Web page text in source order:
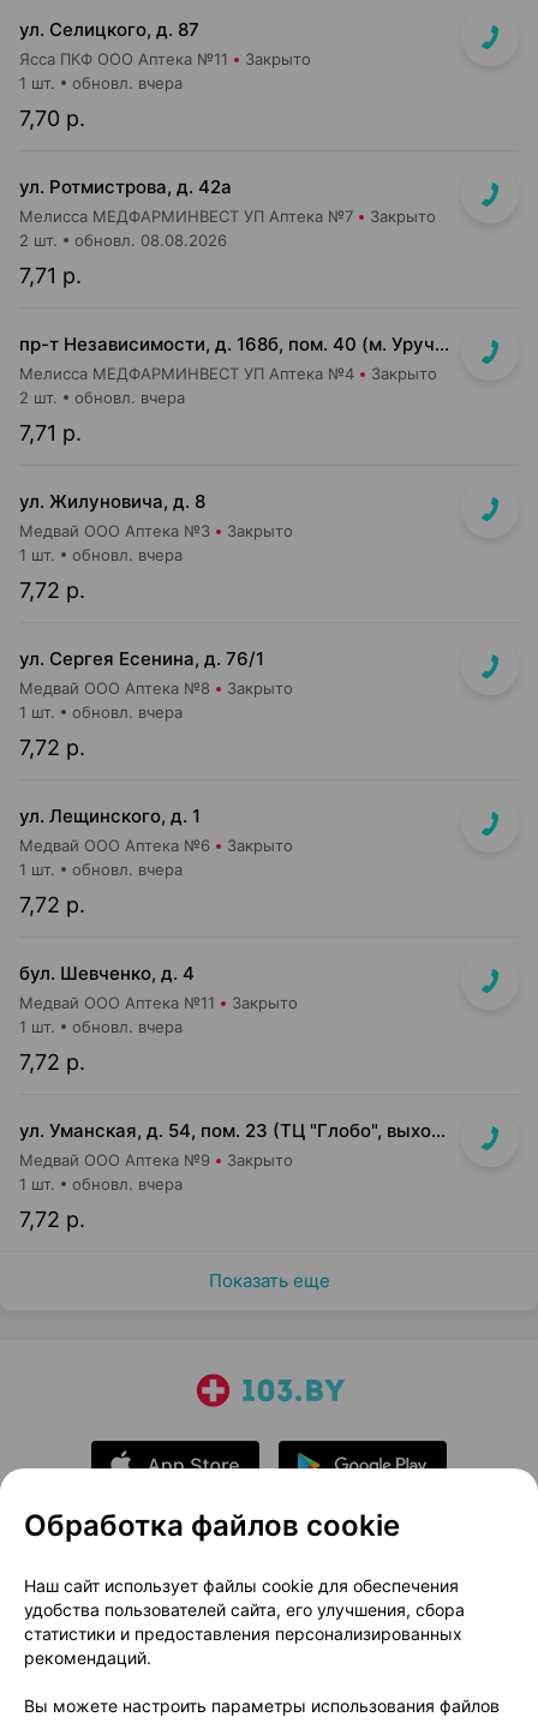
ул. Селицкого, д. 87
Ясса ПКФ ООО Аптека №11 Закрыто
7,70 р.
1 шт. обновл. вчера
ул. Ротмистрова, д. 42а
Мелисса МЕДФАРМИНВЕСТ УП Аптека №7 Закрыто
7,71 р.
2 шт. обновл. 08.08.2026
пр-т Независимости, д. 168б, пом. 40 (м. Уручье, подземный переход, выход к пригородному транспорту)
Мелисса МЕДФАРМИНВЕСТ УП Аптека №4 Закрыто
7,71 р.
2 шт. обновл. вчера
ул. Жилуновича, д. 8
Медвай ООО Аптека №3 Закрыто
7,72 р.
1 шт. обновл. вчера
ул. Сергея Есенина, д. 76/1
Медвай ООО Аптека №8 Закрыто
7,72 р.
1 шт. обновл. вчера
ул. Лещинского, д. 1
Медвай ООО Аптека №6 Закрыто
7,72 р.
1 шт. обновл. вчера
бул. Шевченко, д. 4
Медвай ООО Аптека №11 Закрыто
7,72 р.
1 шт. обновл. вчера
ул. Уманская, д. 54, пом. 23 (ТЦ "Глобо", выход в сторону паркинга)
Медвай ООО Аптека №9 Закрыто
7,72 р.
1 шт. обновл. вчера
Показать еще
О проекте
Новости проекта
Размещение рекламы
Медицинский маркетинг
Публичный договор
Доставка
Способы оплаты
Вакансии Партнеры
Обработка файлов cookie
Наш сайт использует файлы cookie для обеспечения
удобства пользователей сайта, его улучшения, сбора
статистики и предоставления персонализированных
рекомендаций.
Вы можете настроить параметры использования файлов